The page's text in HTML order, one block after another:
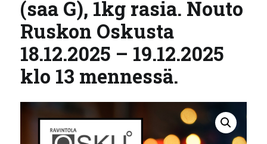
(saa G), 1kg rasia. Nouto
Ruskon Oskusta
18.12.2025 – 19.12.2025
klo 13 mennessä.